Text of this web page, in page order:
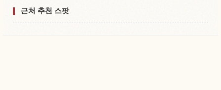
근처 추천 스팟